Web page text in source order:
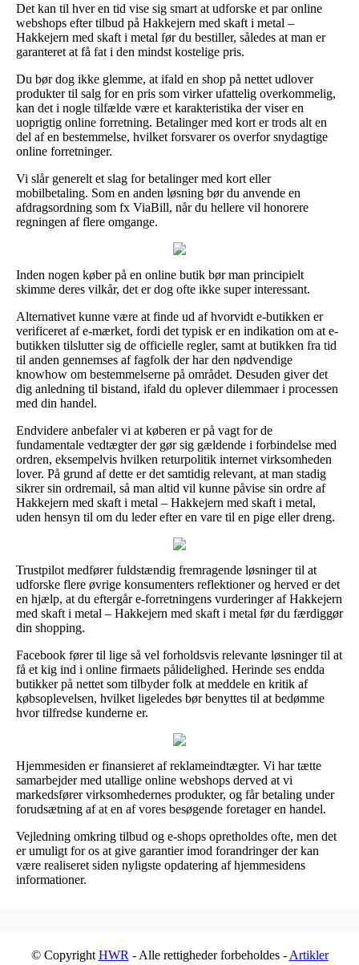
Det kan til hver en tid vise sig smart at udforske et par online
webshops efter tilbud på Hakkejern med skaft i metal –
Hakkejern med skaft i metal før du bestiller, således at man er
garanteret at få fat i den mindst kostelige pris.
Du bør dog ikke glemme, at ifald en shop på nettet udlover
produkter til salg for en pris som virker ufattelig overkommelig,
kan det i nogle tilfælde være et karakteristika der viser en
uoprigtig online forretning. Betalinger med kort er trods alt en
del af en bestemmelse, hvilket forsvarer os overfor snydagtige
online forretninger.
Vi slår generelt et slag for betalinger med kort eller
mobilbetaling. Som en anden løsning bør du anvende en
afdragsordning som fx ViaBill, når du hellere vil honorere
regningen af flere omgange.
Inden nogen køber på en online butik bør man principielt
skimme deres vilkår, det er dog ofte ikke super interessant.
Alternativet kunne være at finde ud af hvorvidt e-butikken er
verificeret af e-mærket, fordi det typisk er en indikation om at e-
butikken tilslutter sig de officielle regler, samt at butikken fra tid
til anden gennemses af fagfolk der har den nødvendige
knowhow om bestemmelserne på området. Desuden giver det
dig anledning til bistand, ifald du oplever dilemmaer i processen
med din handel.
Endvidere anbefaler vi at køberen er på vagt for de
fundamentale vedtægter der gør sig gældende i forbindelse med
ordren, eksempelvis hvilken returpolitik internet virksomheden
lover. På grund af dette er det samtidig relevant, at man stadig
sikrer sin ordremail, så man altid vil kunne påvise sin ordre af
Hakkejern med skaft i metal – Hakkejern med skaft i metal,
uden hensyn til om du leder efter en vare til en pige eller dreng.
Trustpilot medfører fuldstændig fremragende løsninger til at
udforske flere øvrige konsumenters reflektioner og herved er det
en hjælp, at du eftergår e-forretningens vurderinger af Hakkejern
med skaft i metal – Hakkejern med skaft i metal før du færdiggør
din shopping.
Facebook fører til lige så vel forholdsvis relevante løsninger til at
få et kig ind i online firmaets pålidelighed. Herinde ses endda
butikker på nettet som tilbyder folk at meddele en kritik af
købsoplevelsen, hvilket ligeledes bør benyttes til at bedømme
hvor tilfredse kunderne er.
Hjemmesiden er finansieret af reklameindtægter. Vi har tætte
samarbejder med utallige online webshops derved at vi
markedsfører virksomhedernes produkter, og får betaling under
forudsætning af at en af vores besøgende foretager en handel.
Vejledning omkring tilbud og e-shops opretholdes ofte, men det
er umuligt for os at give garantier imod forandringer der kan
være realiseret siden nyligste opdatering af hjemmesidens
informationer.
© Copyright HWR - Alle rettigheder forbeholdes - Artikler